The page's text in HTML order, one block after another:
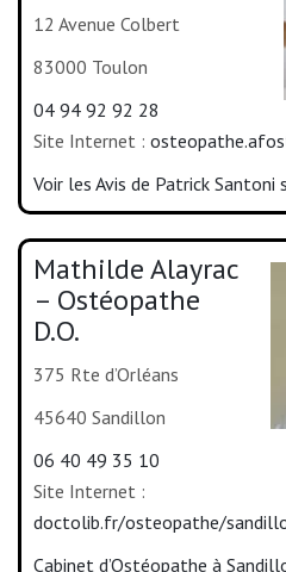
12 Avenue Colbert
83000 Toulon
04 94 92 92 28
Site Internet :
Voir les Avis de Patrick Santoni
Mathilde Alayrac
– Ostéopathe
D.O.
375 Rte d’Orléans
45640 Sandillon
06 40 49 35 10
Site Internet :
doctolib.fr/osteopathe/
Cabinet d’Ostéopathe à